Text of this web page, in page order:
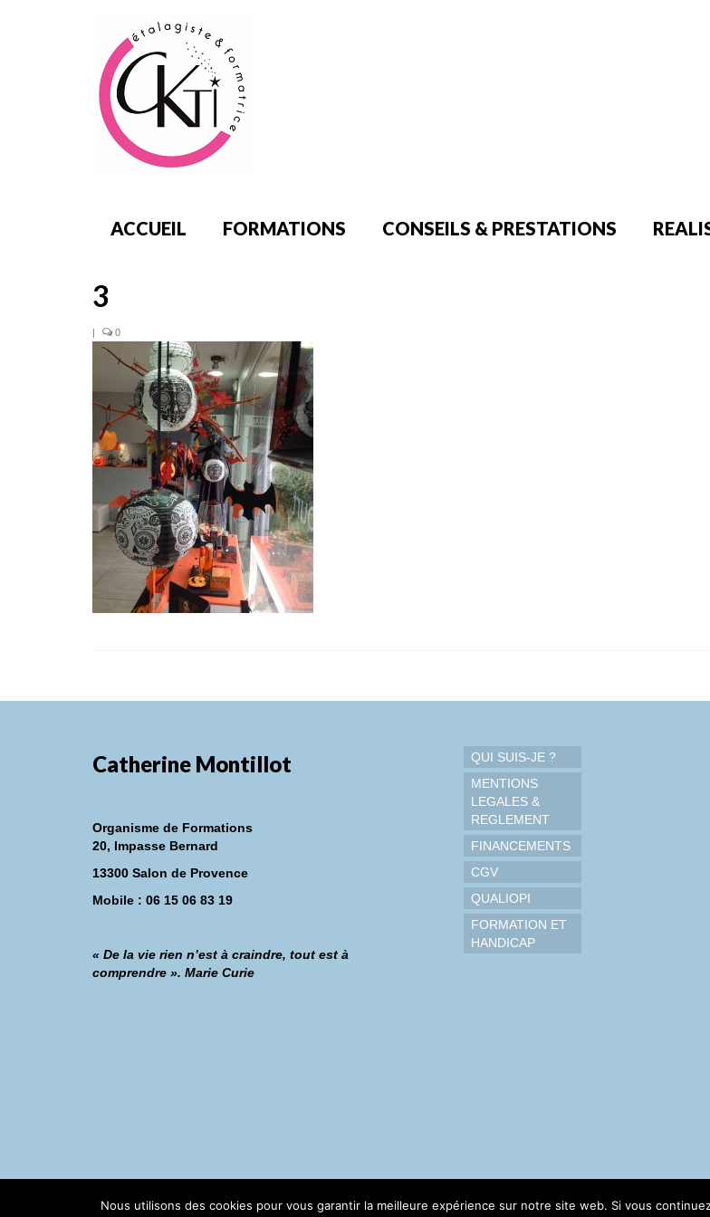
ACCUEIL FORMATIONS CONSEILS & PRESTATIONS
3
| 0
Catherine Montillot
Organisme de Formations
20, Impasse Bernard
13300 Salon de Provence
Mobile : 06 15 06 83 19
« De la vie rien n’est à craindre, tout est à
comprendre ». Marie Curie
QUI SUIS-JE ?
MENTIONS
LEGALES &
REGLEMENT
FINANCEMENTS
CGV
QUALIOPI
FORMATION ET
HANDICAP
©Catherine Montillot
Nous utilisons des cookies pour vous garantir la meilleure expérience sur notre site web. Si vous